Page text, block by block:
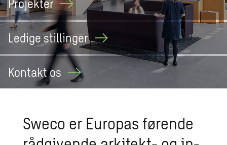
Projekter
Ledige stillinger
Kontaktos
Sweco er Eu­ro­pas før­en­de